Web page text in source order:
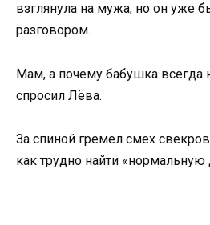
взглянула на мужа, но он уже
разговором.
Мам, а почему бабушка всегда
спросил Лёва.
За спиной гремел смех
как трудно найти «нормальную